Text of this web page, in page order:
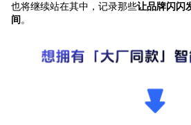
也将继续站在其中，记录那些让品牌闪闪
间。